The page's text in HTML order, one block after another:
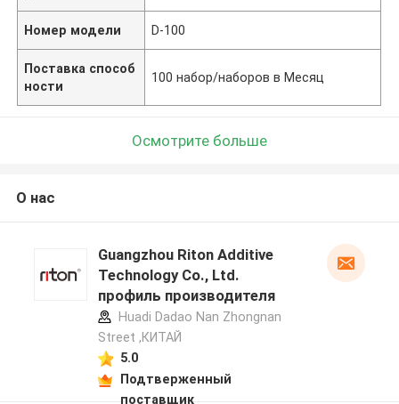
Номер модели D-100
Поставка способ
ности
100 набор/наборов в Месяц
Осмотрите больше
О нас
Guangzhou Riton Additive
Technology Co., Ltd.
профиль производителя
Huadi Dadao Nan Zhongnan
Street ,КИТАЙ
5.0
Подтверженный
поставщик